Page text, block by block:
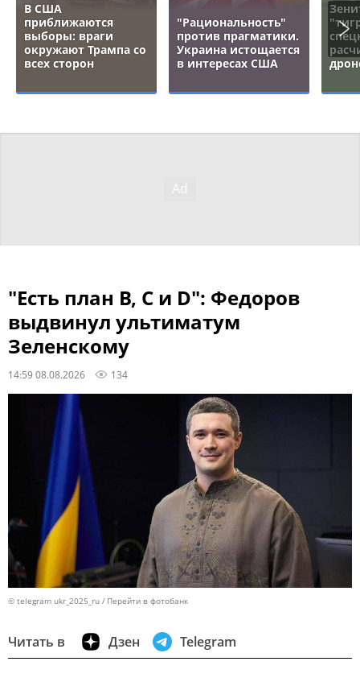
В США
приближаются
выборы: враги
окружают Трампа со
всех сторон
"Рациональность"
против прагматики.
Украина истощается
в интересах США
"Есть план B, C и D": Федоров
выдвинул ультиматум
Зеленскому
14:59 08.08.2026 134
© telegram ukr_2025_ru Перейти в фотобанк
Читать в Дзен Telegram